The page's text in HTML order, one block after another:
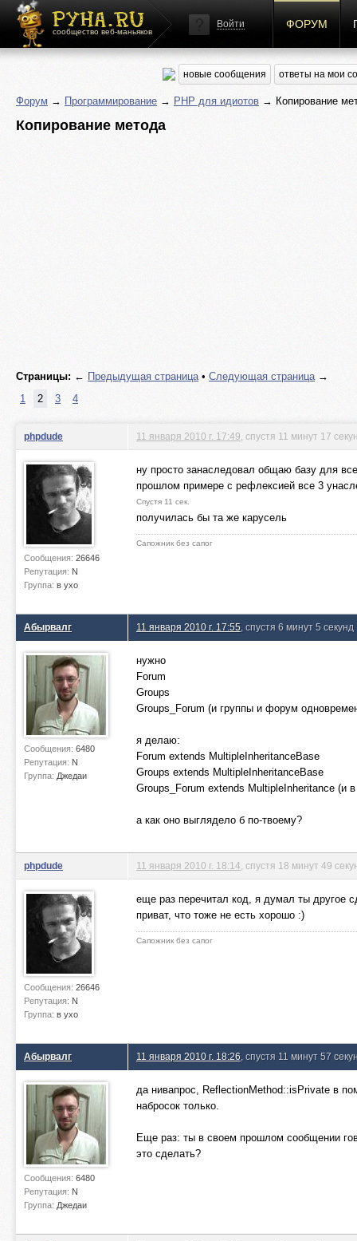
сообщество веб-маньяков
Войти ФОРУМ
новые сообщения ответы на мои
Форум → Программирование → PHP для идиотов → Копирование
Копирование метода
Страницы: ← Предыдущая страница• Следующая страница→
1
2 3 4
phpdude
Сообщения: 26646
Репутация: N
Группа: в ухо
11 января 2010 г. 17:49 , спустя 11 минут 17
ну просто занаследовал общаю базу для
прошлом примере с рефлексией все 3
Спустя 11 сек.
получилась бы та же карусель
Сапожник без сапог
Абырвалг
Сообщения: 6480
Репутация: N
Группа: Джедаи
11 января 2010 г. 17:55 , спустя 6 минут 5 секунд
нужно
Forum
Groups
Groups_Forum (и группы и форум
я делаю:
Forum extends MultipleInheritanceBase
Groups extends MultipleInheritanceBase
Groups_Forum extends MultipleInheritance (и
а как оно выглядело б по-твоему?
phpdude
Сообщения: 26646
Репутация: N
Группа: в ухо
11 января 2010 г. 18:14 , спустя 18 минут 49
еще раз перечитал код, я думал ты другое
приват, что тоже не есть хорошо :)
Сапожник без сапог
Абырвалг
Сообщения: 6480
Репутация: N
Группа: Джедаи
11 января 2010 г. 18:26 , спустя 11 минут 57
да нивапрос, ReflectionMethod::isPrivate в
набросок только.
Еще раз: ты в своем прошлом сообщении
это сделать?